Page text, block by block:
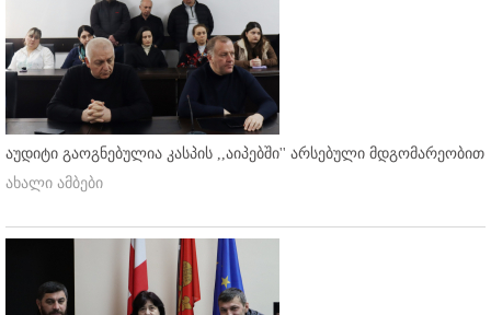
აუდიტი გაოგნებულია კასპის ,,აიპებში'' არსებული მდგომარეობით
ახალი ამბები